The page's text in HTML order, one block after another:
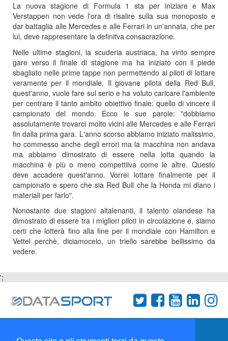
La nuova stagione di Formula 1 sta per iniziare e Max
Verstappen non vede l'ora di risalire sulla sua monoposto e
dar battaglia alle Mercedes e alle Ferrari in un'annata, che per
lui, deve rappresentare la definitva consacrazione.
Nelle ultime stagioni, la scuderia austriaca, ha vinto sempre
gare verso il finale di stagione ma ha iniziato con il piede
sbagliato nelle prime tappe non permettendo ai piloti di lottare
veramente per il mondiale. Il giovane pilota della Red Bull,
quest'anno, vuole fare sul serio e ha voluto caricare l'ambiente
per centrare il tanto ambito obiettivo finale: quello di vincere il
campionato del mondo. Ecco le sue parole: "dobbiamo
assolutamente trovarci molto vicini alle Mercedes e alle Ferrari
fin dalla prima gara. L'anno scorso abbiamo iniziato malissimo,
ho commesso anche degli errori ma la macchina non andava
ma abbiamo dimostrato di essere nella lotta quando la
macchina è più o meno compettiiva come le altre. Questo
deve accadere quest'anno. Vorrei lottare finalmente per il
campionato e spero che sia Red Bull che la Honda mi diano i
materiali per farlo".
Nonostante due stagioni altalenanti, il talento olandese ha
dimostrato di essere tra i migliori piloti in circolazione e, siamo
certi che lotterà fino alla fine per il mondiale con Hamilton e
Vettel perchè, diciamocelo, un triello sarebbe bellissimo da
vedere.
';